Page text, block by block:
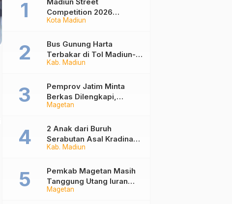
Kota Madiun
Competition 2026
Ramaikan Balai Kota,
Muda dari Basket 3×3
hingga Mural
Kab. Madiun
Bus Gunung Harta
Terbakar di Tol Madiun-
Nganjuk, 30 Penumpang
Magetan
Pemprov Jatim Minta
Berkas Dilengkapi,
Penetapan Ketua DPRD
Kab. Madiun
2 Anak dari Buruh
Serabutan Asal Kradinan
Madiun Kini Masuk
Magetan
Pemkab Magetan Masih
Tanggung Utang Iuran
JKN Rp6 Miliar, Dampak